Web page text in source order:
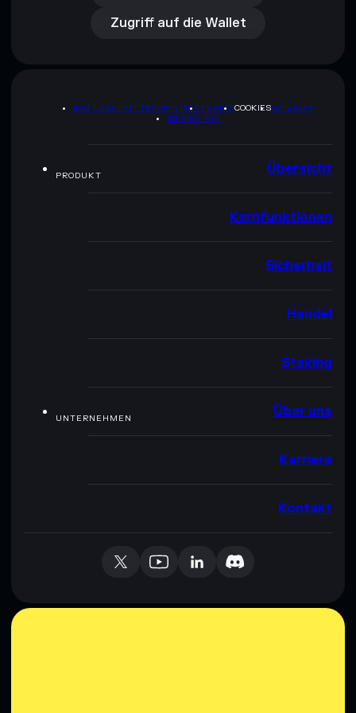
Zugriff auf die Wallet
DATENSCHUTZRICHTLINIETERMSCOOKIESSITEMAP
BRAND-KIT
PRODUKT Übersicht
Kernfunktionen
Sicherheit
Handel
Staking
UNTERNEHMEN Über uns
Karriere
Kontakt